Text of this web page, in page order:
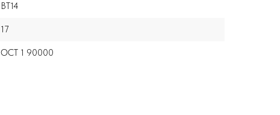
ВТ14
17
ОСТ 1 90000